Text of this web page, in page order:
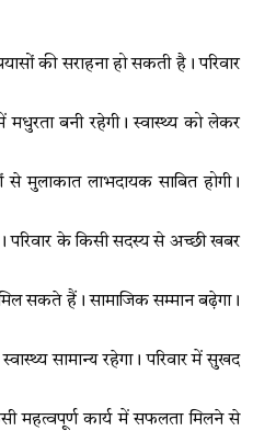
की सराहना हो सकती है। परिवार
बनी रहेगी। स्वास्थ्य को लेकर
मुलाकात लाभदायक साबित होगी।
परिवार के किसी सदस्य से अच्छी खबर
सकते हैं। सामाजिक सम्मान बढ़ेगा।
सामान्य रहेगा। परिवार में सुखद
महत्वपूर्ण कार्य में सफलता मिलने से